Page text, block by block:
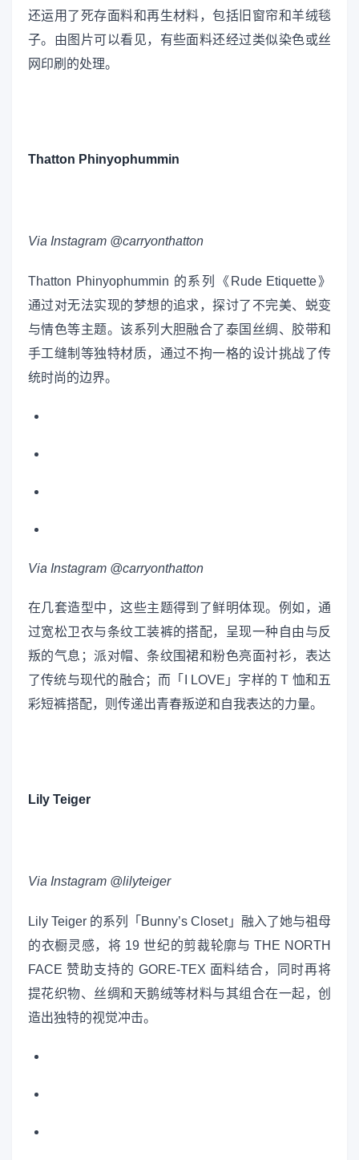
还运用了死存面料和再生材料，包括旧窗帘和羊绒毯
子。由图片可以看见，有些面料还经过类似染色或丝
网印刷的处理。
Thatton Phinyophummin
Via Instagram @carryonthatton
Thatton Phinyophummin 的系列《Rude Etiquette》
通过对无法实现的梦想的追求，探讨了不完美、蜕变
与情色等主题。该系列大胆融合了泰国丝绸、胶带和
手工缝制等独特材质，通过不拘一格的设计挑战了传
统时尚的边界。
Via Instagram @carryonthatton
在几套造型中，这些主题得到了鲜明体现。例如，通
过宽松卫衣与条纹工装裤的搭配，呈现一种自由与反
叛的气息；派对帽、条纹围裙和粉色亮面衬衫，表达
了传统与现代的融合；而「I LOVE」字样的 T 恤和五
彩短裤搭配，则传递出青春叛逆和自我表达的力量。
Lily Teiger
Via Instagram @lilyteiger
Lily Teiger 的系列「Bunny’s Closet」融入了她与祖母
的衣橱灵感，将 19 世纪的剪裁轮廓与 THE NORTH
FACE 赞助支持的 GORE-TEX 面料结合，同时再将
提花织物、丝绸和天鹅绒等材料与其组合在一起，创
造出独特的视觉冲击。